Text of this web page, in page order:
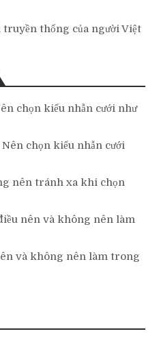
truyền thống của người Việt
chọn kiểu nhẫn cưới như
Nên chọn kiểu nhẫn cưới
nên tránh xa khi chọn
nên và không nên làm
và không nên làm trong